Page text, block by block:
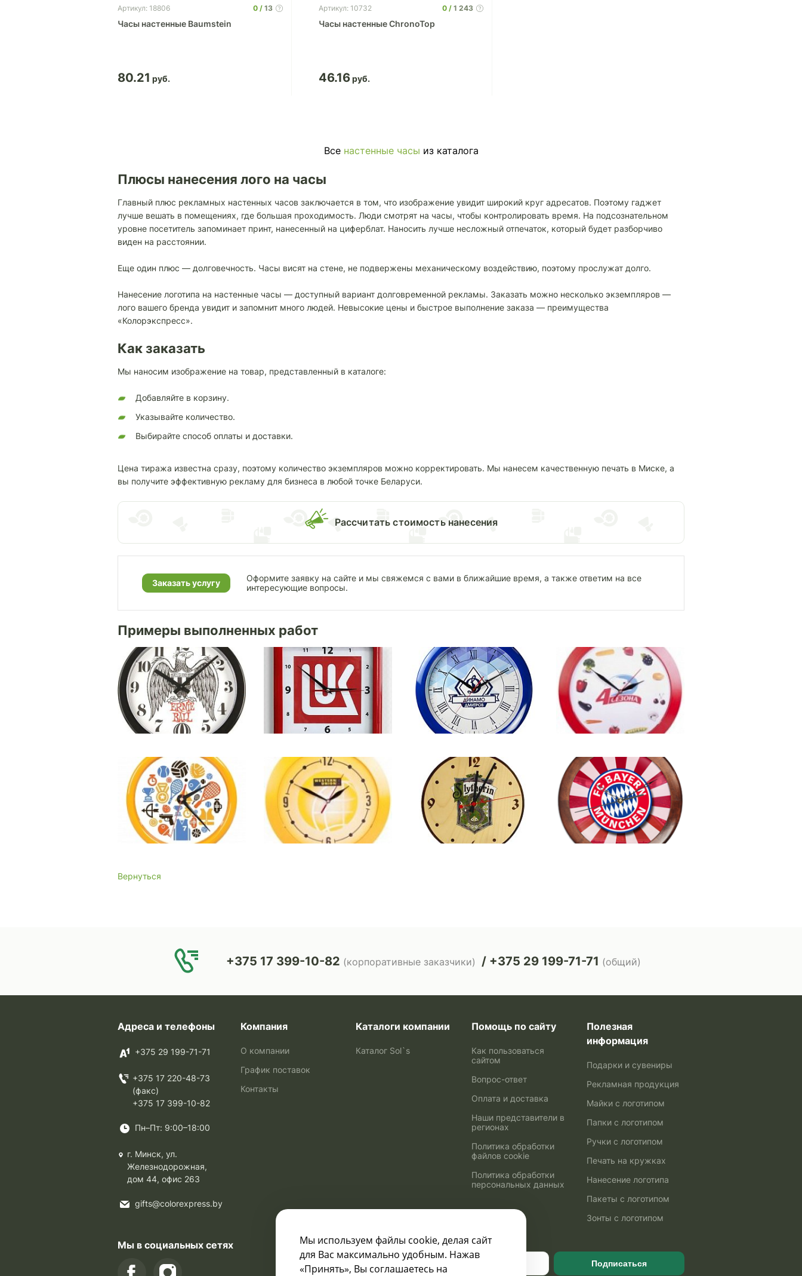
Артикул: 18806 0 13
Часы настенные Baumstein
80.21
Артикул: 10732 0 1 243
Часы настенные ChronoTop
46.16
Все настенные часы из каталога
Плюсы нанесения лого на часы
Главный плюс рекламных настенных часов заключается в том, что изображение увидит широкий круг адресатов. Поэтому гаджет
лучше вешать в помещениях, где большая проходимость. Люди смотрят на часы, чтобы контролировать время. На подсознательном
уровне посетитель запоминает принт, нанесенный на циферблат. Наносить лучше несложный отпечаток, который будет разборчиво
виден на расстоянии.
Еще один плюс — долговечность. Часы висят на стене, не подвержены механическому воздействию, поэтому прослужат долго.
Нанесение логотипа на настенные часы — доступный вариант долговременной рекламы. Заказать можно несколько экземпляров —
лого вашего бренда увидит и запомнит много людей. Невысокие цены и быстрое выполнение заказа — преимущества
«Колорэкспресс».
Как заказать
Мы наносим изображение на товар, представленный в каталоге:
Добавляйте в корзину.
Указывайте количество.
Выбирайте способ оплаты и доставки.
Цена тиража известна сразу, поэтому количество экземпляров можно корректировать. Мы нанесем качественную печать в Миске, а
вы получите эффективную рекламу для бизнеса в любой точке Беларуси.
Раcсчитать стоимость нанесения
Заказать услугу
Оформите заявку на сайте и мы свяжемся с вами в ближайшие время, а также ответим на все
интересующие вопросы.
Примеры выполненных работ
Вернуться
+375 17 399-10-82 (корпоративные заказчики) +375 29 199-71-71 (общий)
Адреса и телефоны
+375 29 199-71-71
+375 17 220-48-73
(факс)
+375 17 399-10-82
Пн–Пт: 9:00–18:00
г. Минск, ул.
Железнодорожная,
дом 44, офис 263
gifts@colorexpress.by
Компания
О компании
График поставок
Контакты
Каталоги компании
Каталог Sol`s
Помощь по сайту
Как пользоваться
сайтом
Вопрос-ответ
Оплата и доставка
Наши представители в
регионах
Политика обработки
файлов cookie
Политика обработки
персональных данных
Полезная
информация
Подарки и сувениры
Рекламная продукция
Майки с логотипом
Папки с логотипом
Ручки с логотипом
Печать на кружках
Нанесение логотипа
Пакеты с логотипом
Зонты с логотипом
Узнавайте о скидках
и акциях:
Подписаться
Мы в социальных сетях
Мы используем файлы cookie, делая сайт
для Вас максимально удобным. Нажав
«Принять», Вы соглашаетесь на